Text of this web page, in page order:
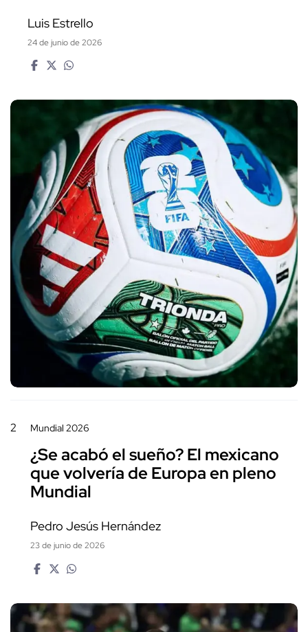
Luis Estrello
24 de junio de 2026
2 Mundial 2026
¿Se acabó el sueño? El mexicano
que volvería de Europa en pleno
Mundial
Pedro Jesús Hernández
23 de junio de 2026